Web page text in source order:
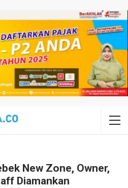
New Zone, Owner,
Diamankan